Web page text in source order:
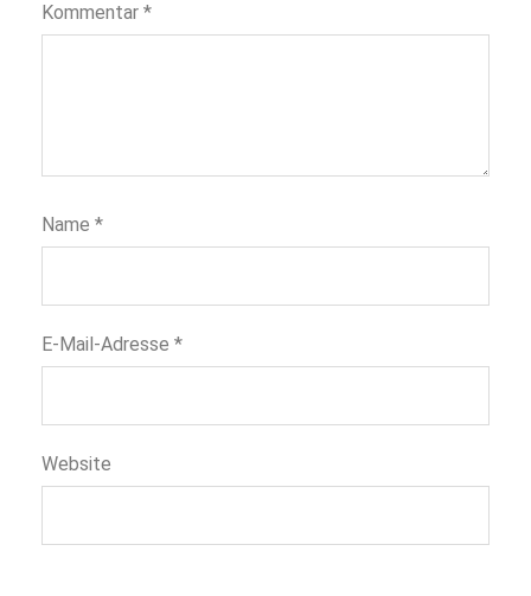
Kommentar *
Name *
E-Mail-Adresse *
Website